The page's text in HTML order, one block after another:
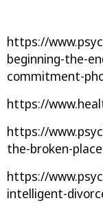
https://
beginning-the-
commitment-
https://
https://
the-broken-
https://
intelligent-